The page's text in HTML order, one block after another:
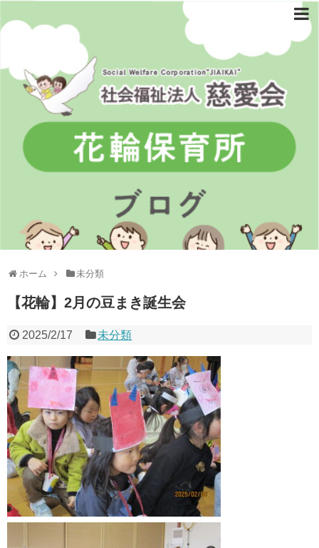
ホーム 未分類
【花輪】2月の豆まき誕生会
2025/2/17 未分類